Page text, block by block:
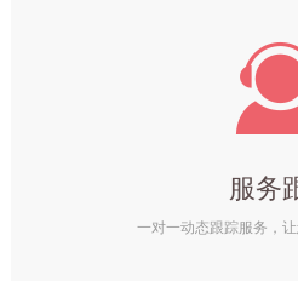
服务
一对一动态跟踪服务，